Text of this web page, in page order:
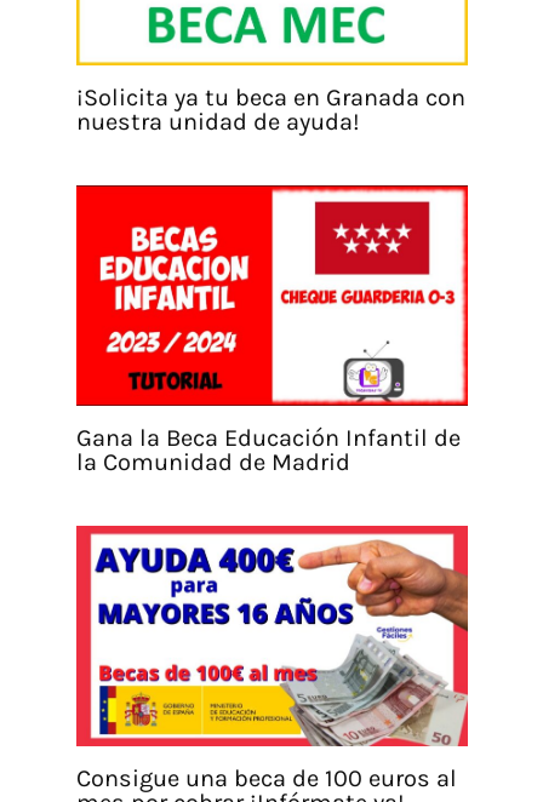
¡Solicita ya tu beca en Granada con
nuestra unidad de ayuda!
Gana la Beca Educación Infantil de
la Comunidad de Madrid
Consigue una beca de 100 euros al